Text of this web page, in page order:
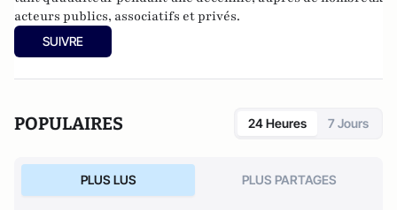
acteurs publics, associatifs et privés.
SUIVRE
POPULAIRES 24 Heures 7 Jours
PLUS LUS PLUS PARTAGES